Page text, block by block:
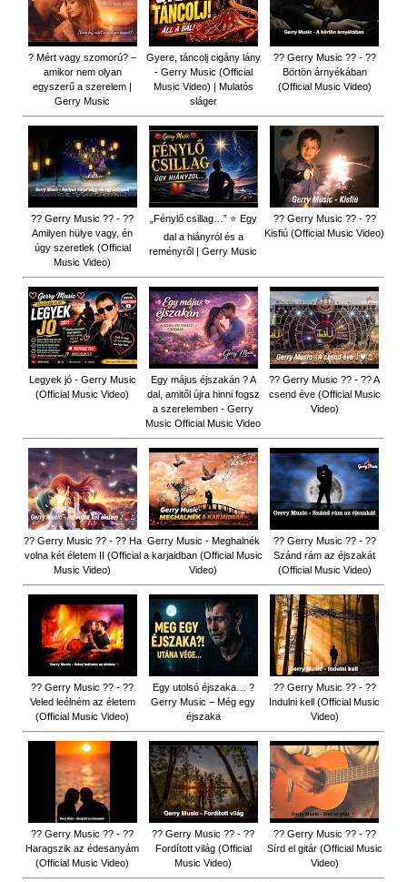
? Mért vagy szomorú? –
amikor nem olyan
egyszerű a szerelem |
Gerry Music
Gyere, táncolj cigány lány
- Gerry Music (Official
Music Video) | Mulatós
sláger
?? Gerry Music ?? - ??
Börtön árnyékában
(Official Music Video)
?? Gerry Music ?? - ??
Amilyen hülye vagy, én
úgy szeretlek (Official
Music Video)
„Fénylő csillag…” ⭐ Egy
dal a hiányról és a
reményről | Gerry Music
?? Gerry Music ?? - ??
Kisfiú (Official Music Video)
Legyek jó - Gerry Music
(Official Music Video)
Egy május éjszakán ? A
dal, amitől újra hinni fogsz
a szerelemben - Gerry
Music Official Music Video
?? Gerry Music ?? - ?? A
csend éve (Official Music
Video)
?? Gerry Music ?? - ?? Ha
volna két életem II (Official
Music Video)
Gerry Music - Meghalnék
a karjaidban (Official Music
Video)
?? Gerry Music ?? - ??
Szánd rám az éjszakát
(Official Music Video)
?? Gerry Music ?? - ??
Veled leélném az életem
(Official Music Video)
Egy utolsó éjszaka… ?
Gerry Music – Még egy
éjszaka
?? Gerry Music ?? - ??
Indulni kell (Official Music
Video)
?? Gerry Music ?? - ??
Haragszik az édesanyám
(Official Music Video)
?? Gerry Music ?? - ??
Fordított világ (Official
Music Video)
?? Gerry Music ?? - ??
Sírd el gitár (Official Music
Video)